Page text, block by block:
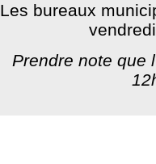
Les bureaux
Prendre note que